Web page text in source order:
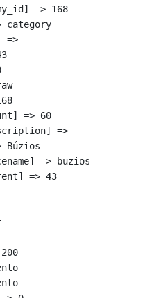
=> 168
category
=>
=> 60
=>
Búzios
=> buzios
=> 43